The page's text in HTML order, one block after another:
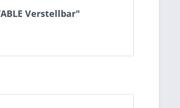
Verstellbar"